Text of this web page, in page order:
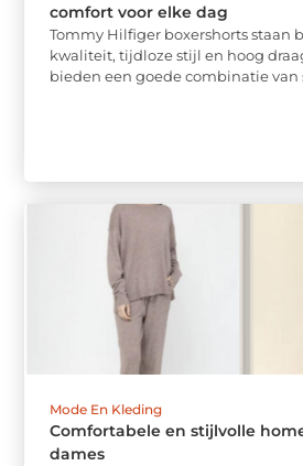
comfort voor elke dag
Tommy Hilfiger boxershorts staan
kwaliteit, tijdloze stijl en hoog
bieden een goede combinatie van
Mode En Kleding
Comfortabele en stijlvolle
dames